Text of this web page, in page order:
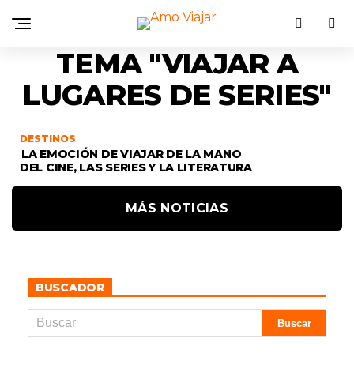
TEMA "VIAJAR A
LUGARES DE SERIES"
DESTINOS
LA EMOCIÓN DE VIAJAR DE LA MANO
DEL CINE, LAS SERIES Y LA LITERATURA
MÁS NOTICIAS
BUSCADOR